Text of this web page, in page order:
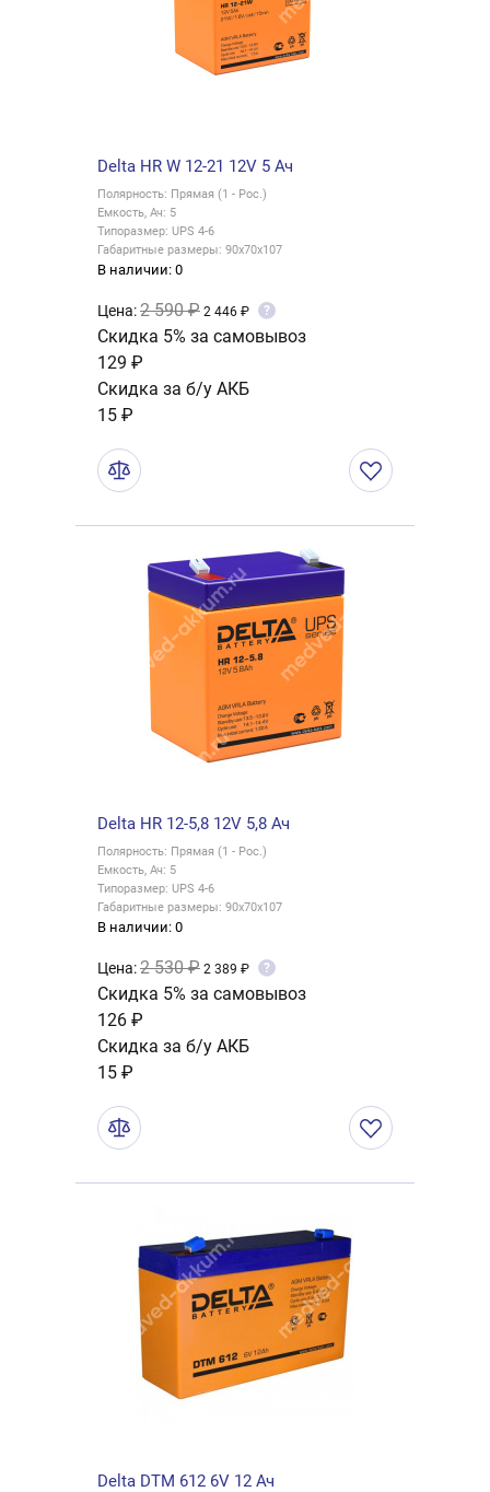
Delta HR W 12-21 12V 5 Ач
Полярность: Прямая (1 - Рос.)
Емкость, Ач: 5
Типоразмер: UPS 4-6
Габаритные размеры: 90x70x107
В наличии: 0
Цена:2 590 ₽ 2 446 ₽ ?
Скидка 5% за самовывоз
129 ₽
Скидка за б/у АКБ
15 ₽
Delta HR 12-5,8 12V 5,8 Ач
Полярность: Прямая (1 - Рос.)
Емкость, Ач: 5
Типоразмер: UPS 4-6
Габаритные размеры: 90x70x107
В наличии: 0
Цена:2 530 ₽ 2 389 ₽ ?
Скидка 5% за самовывоз
126 ₽
Скидка за б/у АКБ
15 ₽
Delta DTM 612 6V 12 Ач